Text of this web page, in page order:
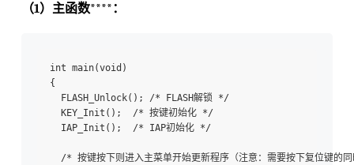
（1）主函数****：
int main(void)
{
FLASH_Unlock(); /* FLASH解锁 */
KEY_Init();  /* 按键初始化 */
IAP_Init();  /* IAP初始化 */
/* 按键按下则进入主菜单开始更新程序（注意：需要按下复位键的